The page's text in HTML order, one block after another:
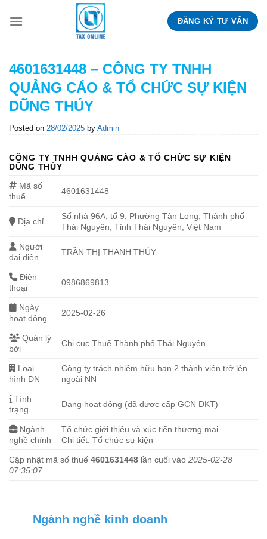
ĐĂNG KÝ TƯ VẤN
4601631448 – CÔNG TY TNHH
QUẢNG CÁO & TỔ CHỨC SỰ KIỆN
DŨNG THÚY
Posted on 28/02/2025 by Admin
CÔNG TY TNHH QUẢNG CÁO & TỔ CHỨC SỰ KIỆN
DŨNG THÚY
Mã số
thuế
4601631448
Địa chỉ
Số nhà 96A, tổ 9, Phường Tân Long, Thành phố
Thái Nguyên, Tỉnh Thái Nguyên, Việt Nam
Người
đại diện
TRẦN THỊ THANH THÚY
Điện
thoại
0986869813
Ngày
hoạt động
2025-02-26
Quản lý
bởi
Chi cục Thuế Thành phố Thái Nguyên
Loại
hình DN
Công ty trách nhiệm hữu hạn 2 thành viên trở lên
ngoài NN
Tình
trạng
Đang hoạt động (đã được cấp GCN ĐKT)
Ngành
nghề chính
Tổ chức giới thiệu và xúc tiến thương mại
Chi tiết: Tổ chức sự kiện
Cập nhật mã số thuế 4601631448 lần cuối vào 2025-02-28
07:35:07
Ngành nghề kinh doanh